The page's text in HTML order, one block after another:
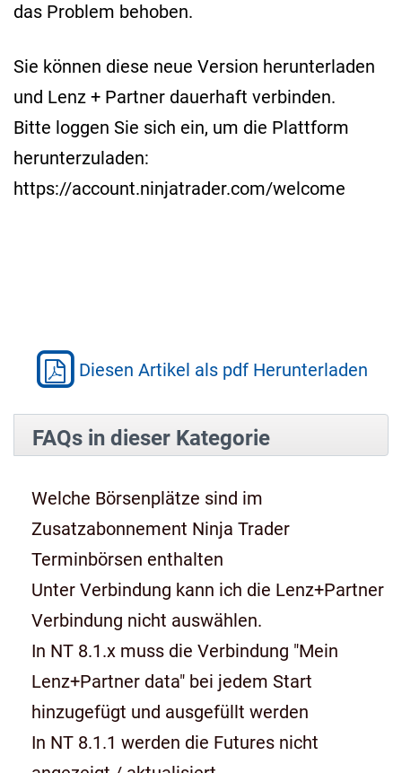
das Problem behoben.
Sie können diese neue Version herunterladen
und Lenz + Partner dauerhaft verbinden.
Bitte loggen Sie sich ein, um die Plattform
herunterzuladen:
https://account.ninjatrader.com/welcome
Diesen Artikel als pdf Herunterladen
FAQs in dieser Kategorie
Welche Börsenplätze sind im
Zusatzabonnement Ninja Trader
Terminbörsen enthalten
Unter Verbindung kann ich die Lenz+Partner
Verbindung nicht auswählen.
In NT 8.1.x muss die Verbindung "Mein
Lenz+Partner data" bei jedem Start
hinzugefügt und ausgefüllt werden
In NT 8.1.1 werden die Futures nicht